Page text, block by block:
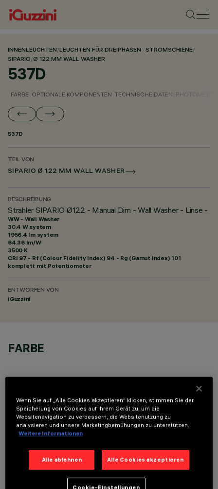
INNENLEUCHTEN/LEUCHTEN FÜR DREIPHASEN- STROMSCHIENE/
SIPARIO/Ø 122 MM WALL WASHER
537D
FARBE OPTIONALE KOMPONENTEN TECHNISCHE DATEN
537D
TEIL VON
SIPARIO Ø 122 MM WALL WASHER
BESCHREIBUNG
Strahler SIPARIO Ø122 - Manual Dim - Wall Washer - Linse -
WW - Wall Washer
30.4 W system
1956.4 lm system
64.36 lm/W
3500 K
CRI 97 - Rf (Colour Fidelity Index) 94 - Rg (Gamut Index) 101
komplett mit Potentiometer
ENTWORFEN VON
iGuzzini
FARBE
OPTIONALE KOMPONENTEN
Wenn Sie auf „Alle Cookies akzeptieren“ klicken, stimmen Sie der
Speicherung von Cookies auf Ihrem Gerät zu, um die
Websitenavigation zu verbessern, die Websitenutzung zu
analysieren und unsere Marketingbemühungen zu unterstützen.
Weitere Informationen
Alle ablehnen Alle Cookies akzeptieren
Cookie-Einstellungen